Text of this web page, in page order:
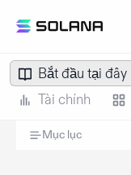
Bắt đầu tại đây
Tài chính
Mục lục